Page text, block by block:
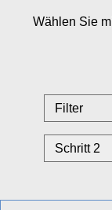
Wählen Sie